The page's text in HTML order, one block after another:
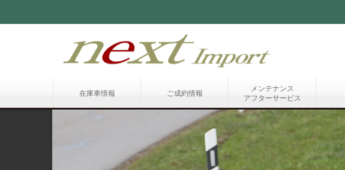
在庫車情報 ご成約情報
メンテナンス
アフターサービス